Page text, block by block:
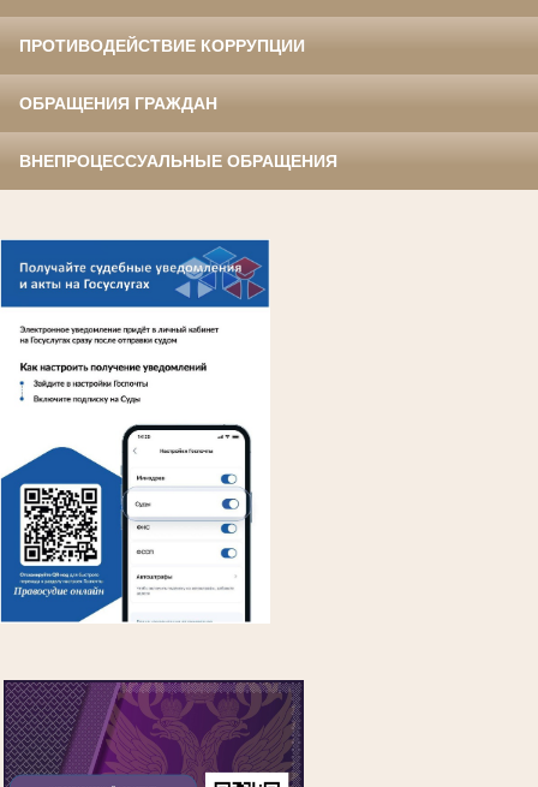
ПРОТИВОДЕЙСТВИЕ КОРРУПЦИИ
ОБРАЩЕНИЯ ГРАЖДАН
ВНЕПРОЦЕССУАЛЬНЫЕ ОБРАЩЕНИЯ